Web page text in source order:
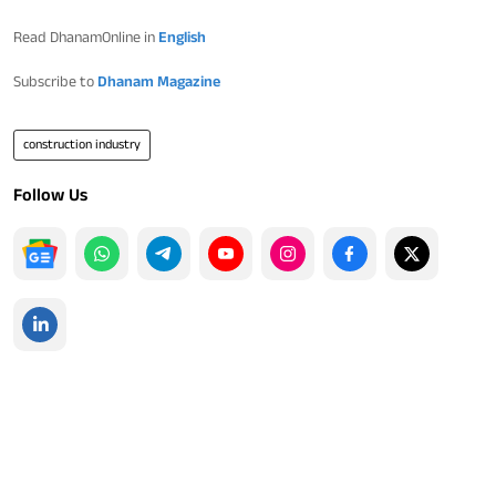
Read DhanamOnline in English
Subscribe to Dhanam Magazine
construction industry
Follow Us